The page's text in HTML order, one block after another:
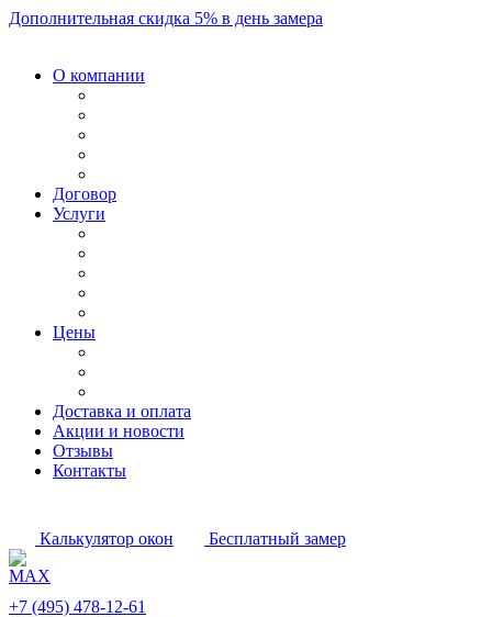
Дополнительная скидка 5% в день замера
О компании
Договор
Услуги
Цены
Доставка и оплата
Акции и новости
Отзывы
Контакты
Калькулятор окон Бесплатный замер
+7 (495) 478-12-61